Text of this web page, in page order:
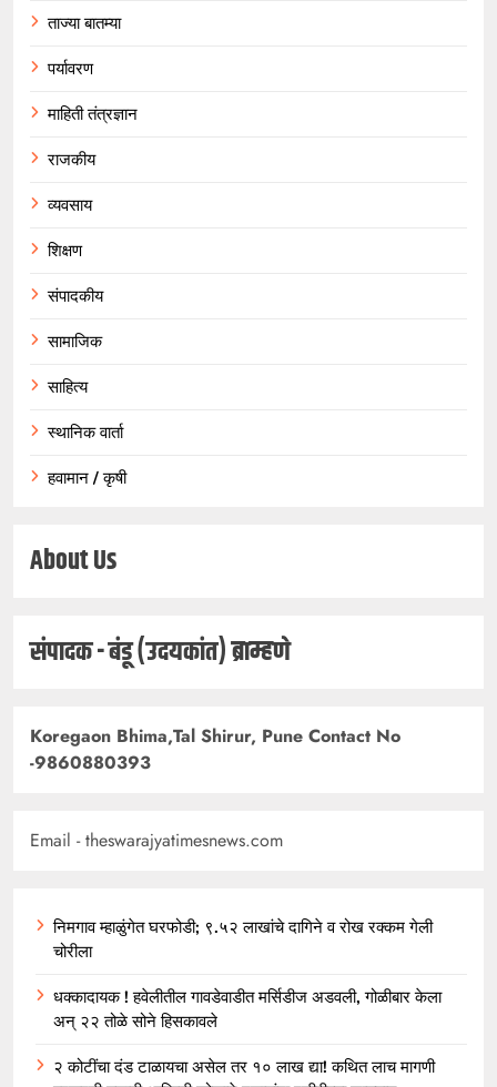
ताज्या बातम्या
पर्यावरण
माहिती तंत्रज्ञान
राजकीय
व्यवसाय
शिक्षण
संपादकीय
सामाजिक
साहित्य
स्थानिक वार्ता
हवामान / कृषी
About Us
संपादक - बंडू (उदयकांत) ब्राम्हणे
Koregaon Bhima,Tal Shirur, Pune Contact No
-9860880393
Email - theswarajyatimesnews.com
निमगाव म्हाळुंगेत घरफोडी; ९.५२ लाखांचे दागिने व रोख रक्कम गेली
चोरीला
धक्कादायक ! हवेलीतील गावडेवाडीत मर्सिडीज अडवली, गोळीबार केला
अन् २२ तोळे सोने हिसकावले
२ कोटींचा दंड टाळायचा असेल तर १० लाख द्या! कथित लाच मागणी